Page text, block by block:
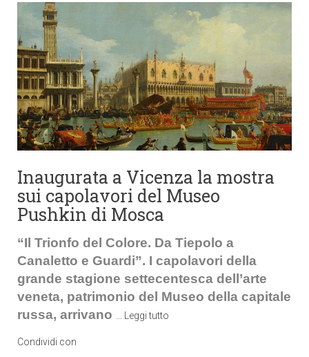
Inaugurata a Vicenza la mostra
sui capolavori del Museo
Pushkin di Mosca
“Il Trionfo del Colore. Da Tiepolo a
Canaletto e Guardi”. I capolavori della
grande stagione settecentesca dell’arte
veneta, patrimonio del Museo della capitale
russa, arrivano
Leggi tutto
Condividi con